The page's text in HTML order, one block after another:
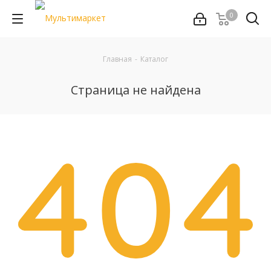
0
Главная - Каталог
Страница не найдена